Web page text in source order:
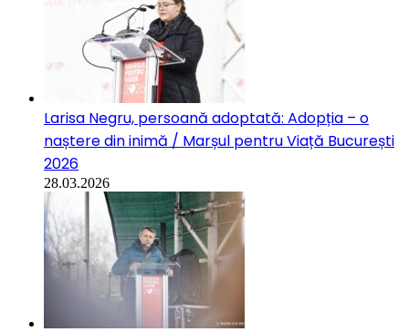
Larisa Negru, persoană adoptată: Adopția – o
naștere din inimă / Marșul pentru Viață București
2026
28.03.2026